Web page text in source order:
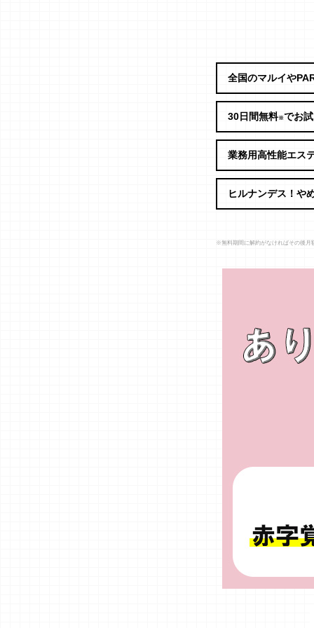
全国のマルイや
30日間無料※でお
業務用高性能エス
ヒルナンデス！や
※無料期間に解約がなければその後月